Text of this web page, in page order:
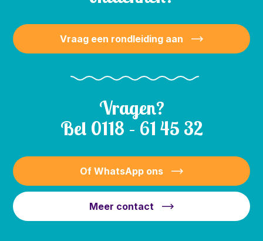
Vraag een rondleiding aan
Vragen?
Bel 0118 – 61 45 32
Of WhatsApp ons
Meer contact